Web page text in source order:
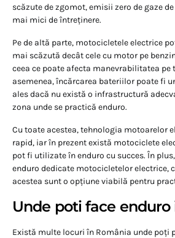
scăzute de zgomot, emisii zero de gaze
mai mici de întreținere.
Pe de altă parte, motocicletele electrice
mai scăzută decât cele cu motor pe
ceea ce poate afecta manevrabilitatea pe
asemenea, încărcarea bateriilor poate fi
ales dacă nu există o infrastructură
zona unde se practică enduro.
Cu toate acestea, tehnologia motoarelor
rapid, iar în prezent există motociclete
pot fi utilizate în enduro cu succes. În
enduro dedicate motocicletelor electrice,
acestea sunt o opțiune viabilă pentru
Unde poti face enduro
Există multe locuri în România unde poți